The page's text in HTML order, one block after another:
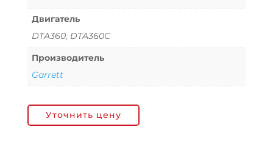
Двигатель
DTA360, DTA360C
Производитель
Garrett
Уточнить цену